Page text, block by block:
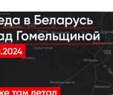
застосували авіацію
Україну залетів на
група «Беларускі
час чергової атаки
Білорусі в